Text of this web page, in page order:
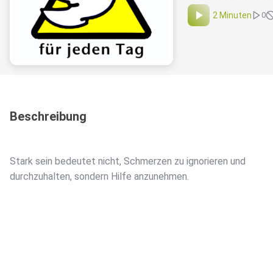
2 Minuten 0
Beschreibung
Stark sein bedeutet nicht, Schmerzen zu ignorieren und
durchzuhalten, sondern Hilfe anzunehmen.